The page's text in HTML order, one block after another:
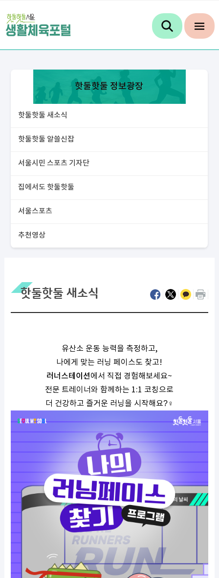
핫둘핫둘 정보광장
핫둘핫둘 새소식
핫둘핫둘 알쓸신잡
서울시민 스포츠 기자단
집에서도 핫둘핫둘
서울스포츠
추천영상
핫둘핫둘 새소식
유산소 운동 능력을 측정하고,
나에게 맞는 러닝 페이스도 찾고!
러너스테이션에서 직접 경험해보세요~
전문 트레이너와 함께하는 1:1 코칭으로
더 건강하고 즐거운 러닝을 시작해요?‍♀